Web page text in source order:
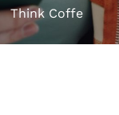
Think Coffe